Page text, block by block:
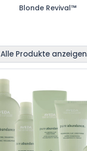
Blonde Revival™
Alle Produkte anzeigen